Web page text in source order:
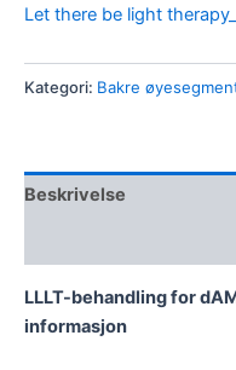
Let there be light
Kategori: Bakre
Beskrivelse
LLLT-behandling for
informasjon